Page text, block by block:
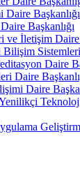
Daire Başkanlığı
Başkanlığı
ve İletişim Daire
Daire
Daire
Daire